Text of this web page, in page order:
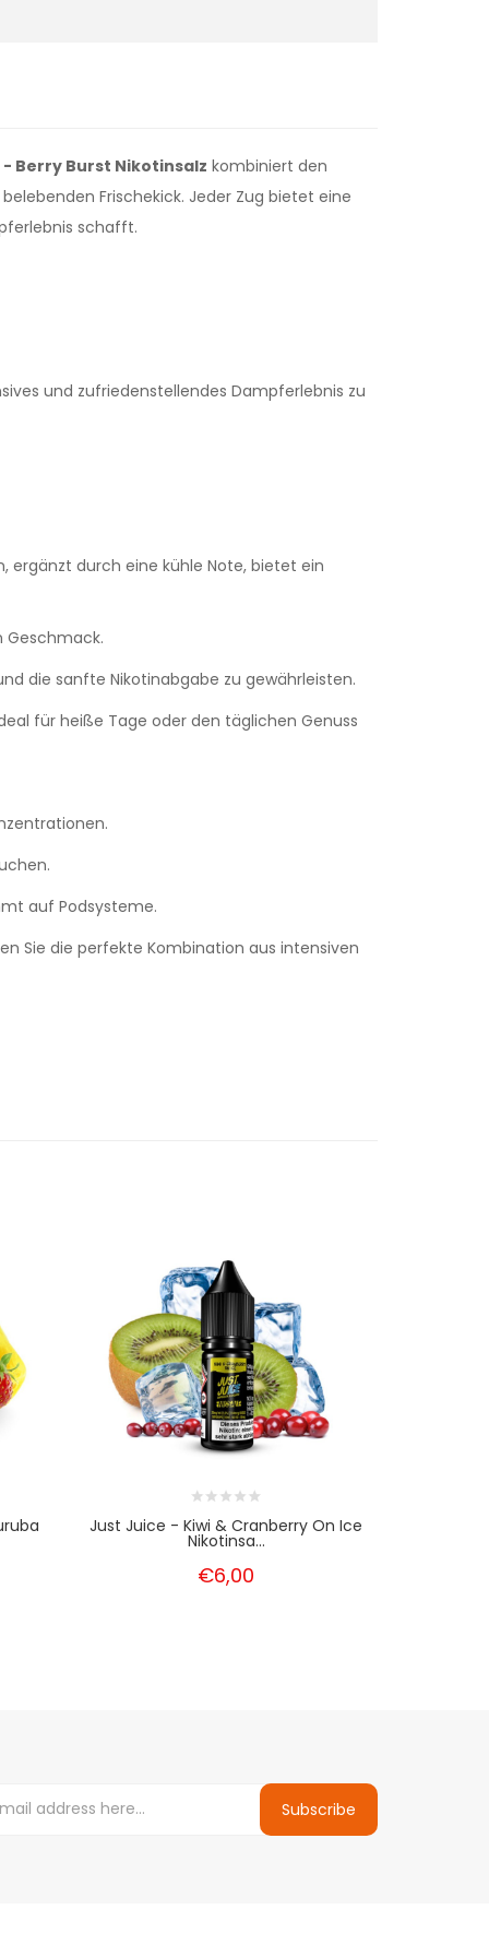
Berry Burst Nikotinsalz kombiniert den
Frischekick. Jeder Zug bietet eine
schafft.
und zufriedenstellendes Dampferlebnis zu
ergänzt durch eine kühle Note, bietet ein
Geschmack.
die sanfte Nikotinabgabe zu gewährleisten.
für heiße Tage oder den täglichen Genuss
auf Podsysteme.
Sie die perfekte Kombination aus intensiven
Just Juice - Kiwi & Cranberry On Ice
Nikotinsa...
€6,00
Subscribe